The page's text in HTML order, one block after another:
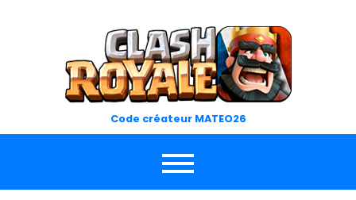
Code créateur MATEO26